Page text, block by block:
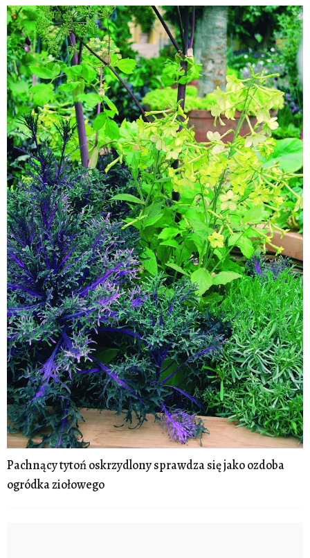
Pachnący tytoń oskrzydlony sprawdza się jako ozdoba
ogródka ziołowego